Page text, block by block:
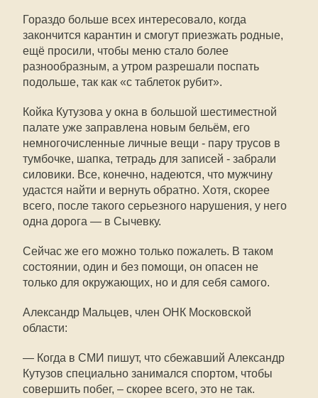
Гораздо больше всех интересовало, когда
закончится карантин и смогут приезжать родные,
ещё просили, чтобы меню стало более
разнообразным, а утром разрешали поспать
подольше, так как «с таблеток рубит».
Койка Кутузова у окна в большой шестиместной
палате уже заправлена новым бельём, его
немногочисленные личные вещи - пару трусов в
тумбочке, шапка, тетрадь для записей - забрали
силовики. Все, конечно, надеются, что мужчину
удастся найти и вернуть обратно. Хотя, скорее
всего, после такого серьезного нарушения, у него
одна дорога — в Сычевку.
Сейчас же его можно только пожалеть. В таком
состоянии, один и без помощи, он опасен не
только для окружающих, но и для себя самого.
Александр Мальцев, член ОНК Московской
области:
— Когда в СМИ пишут, что сбежавший Александр
Кутузов специально занимался спортом, чтобы
совершить побег, – скорее всего, это не так.